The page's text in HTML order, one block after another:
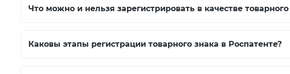
Что можно и нельзя зарегистрировать в качестве товарного
Каковы этапы регистрации товарного знака в Роспатенте?